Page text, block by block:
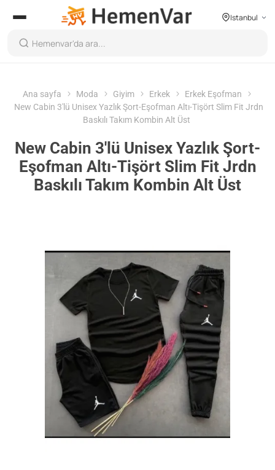
Istanbul
Ana sayfa Moda Giyim Erkek
Erkek Eşofman
New Cabin 3'lü Unisex Yazlık Şort-Eşofman Altı-Tişört Slim Fit Jrdn
Baskılı Takım Kombin Alt Üst
New Cabin 3'lü Unisex Yazlık Şort-
Eşofman Altı-Tişört Slim Fit Jrdn
Baskılı Takım Kombin Alt Üst